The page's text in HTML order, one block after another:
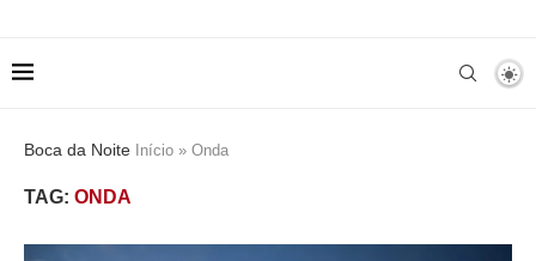
Boca da Noite Início » Onda
TAG: ONDA